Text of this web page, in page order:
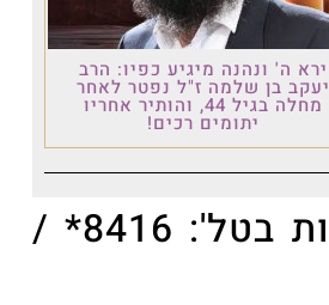
ירא ה' ונהנה מיגיע כפיו: הרב
יעקב בן שלמה ז"ל נפטר לאחר
מחלה בגיל 44, והותיר אחריו
יתומים רכים!
ניתן להאזין לדף היומי מדי יום בקו המאורות בטל': 8416* /